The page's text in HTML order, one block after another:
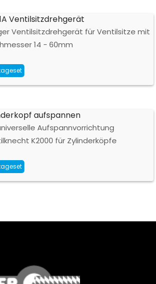
Ventilsitzdrehgerät
Ventilsitzdrehgerät für Ventilsitze mit
14 - 60mm
aufspannen
Aufspannvorrichtung
K2000 für Zylinderköpfe